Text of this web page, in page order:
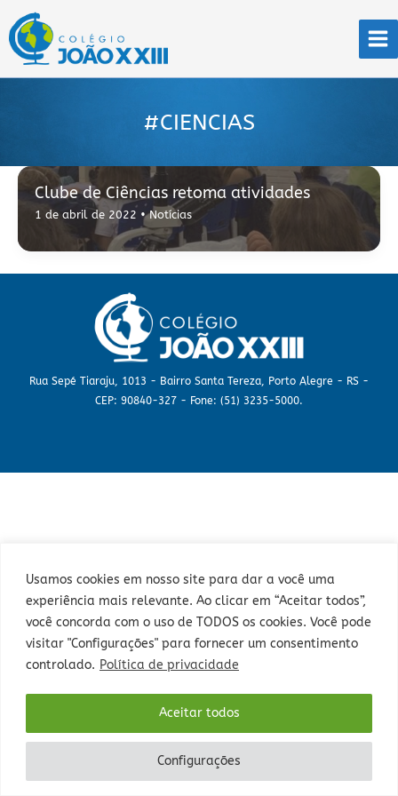
Usamos cookies em nosso site para dar a você uma
experiência mais relevante. Ao clicar em “Aceitar todos”,
você concorda com o uso de TODOS os cookies. Você pode
visitar "Configurações" para fornecer um consentimento
controlado. Política de privacidade
Configurações
Aceitar todos
para
conteúdo
#CIENCIAS
Clube de Ciências retoma atividades
1 de abril de 2022 •Notícias
Rua Sepé Tiaraju, 1013 - Bairro Santa Tereza, Porto Alegre - RS -
CEP: 90840-327 - Fone: (51) 3235-5000.